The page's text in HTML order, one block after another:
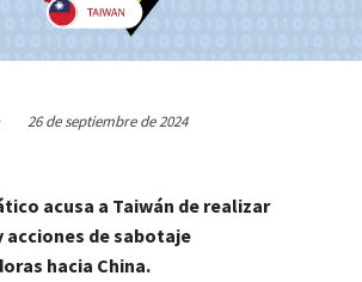
26 de septiembre de 2024
acusa a Taiwán de realizar
acciones de sabotaje
hacia China.